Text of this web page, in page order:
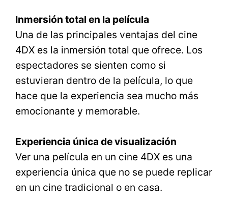
Inmersión total en la película
Una de las principales ventajas del cine
4DX es la inmersión total que ofrece. Los
espectadores se sienten como si
estuvieran dentro de la película, lo que
hace que la experiencia sea mucho más
emocionante y memorable.
Experiencia única de visualización
Ver una película en un cine 4DX es una
experiencia única que no se puede replicar
en un cine tradicional o en casa.